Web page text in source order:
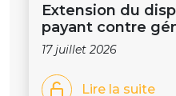
Extension du
payant contre
17 juillet 2026
Lire la suite